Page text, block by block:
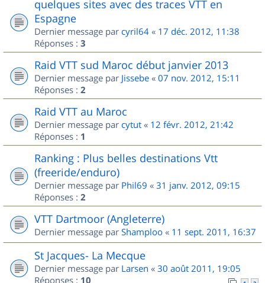
quelques sites avec des traces VTT en
Espagne
Dernier message par cyril64 « 17 déc. 2012, 11:38
Réponses : 3
Raid VTT sud Maroc début janvier 2013
Dernier message par Jissebe « 07 nov. 2012, 15:11
Réponses : 2
Raid VTT au Maroc
Dernier message par cytut « 12 févr. 2012, 21:42
Réponses : 1
Ranking : Plus belles destinations Vtt
(freeride/enduro)
Dernier message par Phil69 « 31 janv. 2012, 09:15
Réponses : 2
VTT Dartmoor (Angleterre)
Dernier message par Shamploo « 11 sept. 2011, 16:37
St Jacques- La Mecque
Dernier message par Larsen « 30 août 2011, 19:05
Réponses : 10